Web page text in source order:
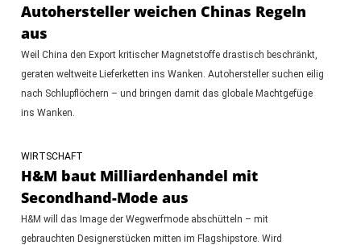
Autohersteller weichen Chinas Regeln
aus
Weil China den Export kritischer Magnetstoffe drastisch beschränkt,
geraten weltweite Lieferketten ins Wanken. Autohersteller suchen eilig
nach Schlupflöchern – und bringen damit das globale Machtgefüge
ins Wanken.
WIRTSCHAFT
H&M baut Milliardenhandel mit
Secondhand-Mode aus
H&M will das Image der Wegwerfmode abschütteln – mit
gebrauchten Designerstücken mitten im Flagshipstore. Wird